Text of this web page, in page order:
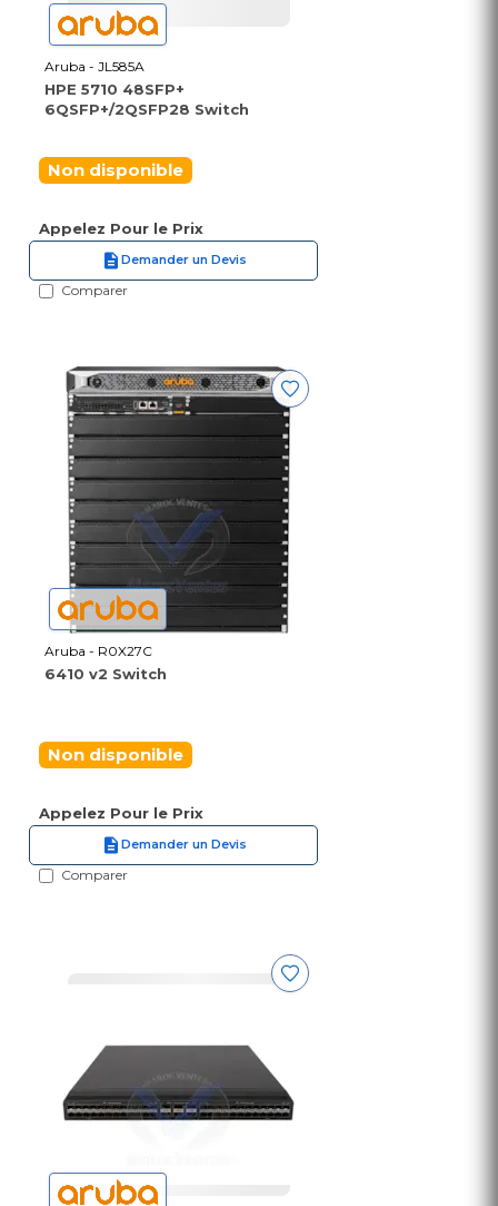
Aruba - JL585A
HPE 5710 48SFP+
6QSFP+/2QSFP28 Switch
Non disponible
Appelez Pour le Prix
Demander un Devis
Comparer
Aruba - R0X27C
6410 v2 Switch
Non disponible
Appelez Pour le Prix
Demander un Devis
Comparer